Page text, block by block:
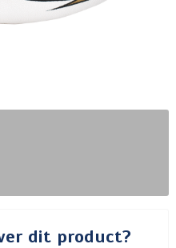
dit product?